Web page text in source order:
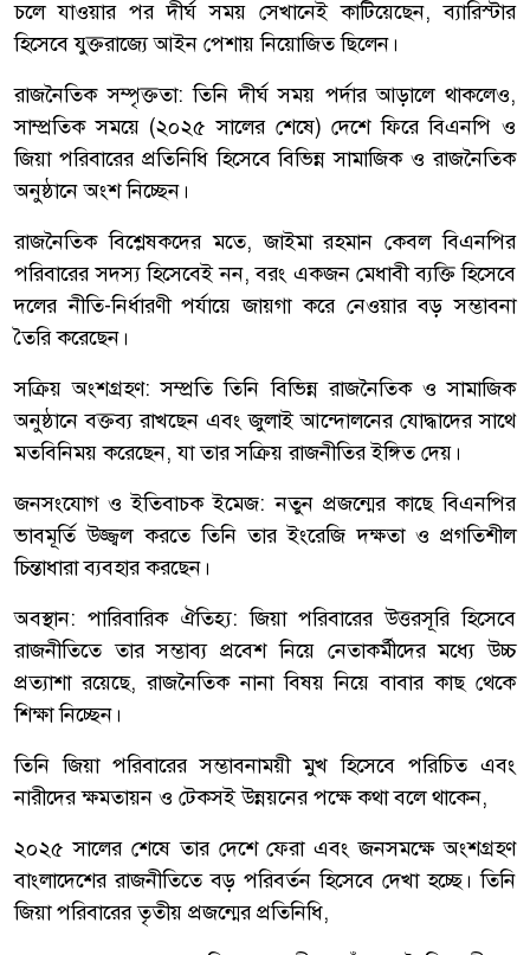
চলে যাওয়ার পর দীর্ঘ সময় সেখানেই কাটিয়েছেন, ব্যারিস্টার
হিসেবে যুক্তরাজ্যে আইন পেশায় নিয়োজিত ছিলেন।
রাজনৈতিক সম্পৃক্ততা: তিনি দীর্ঘ সময় পর্দার আড়ালে থাকলেও,
সাম্প্রতিক সময়ে (২০২৫ সালের শেষে) দেশে ফিরে বিএনপি ও
জিয়া পরিবারের প্রতিনিধি হিসেবে বিভিন্ন সামাজিক ও রাজনৈতিক
অনুষ্ঠানে অংশ নিচ্ছেন।
রাজনৈতিক বিশ্লেষকদের মতে, জাইমা রহমান কেবল বিএনপির
পরিবারের সদস্য হিসেবেই নন, বরং একজন মেধাবী ব্যক্তি হিসেবে
দলের নীতি-নির্ধারণী পর্যায়ে জায়গা করে নেওয়ার বড় সম্ভাবনা
তৈরি করেছেন।
সক্রিয় অংশগ্রহণ: সম্প্রতি তিনি বিভিন্ন রাজনৈতিক ও সামাজিক
অনুষ্ঠানে বক্তব্য রাখছেন এবং জুলাই আন্দোলনের যোদ্ধাদের সাথে
মতবিনিময় করেছেন, যা তার সক্রিয় রাজনীতির ইঙ্গিত দেয়।
জনসংযোগ ও ইতিবাচক ইমেজ: নতুন প্রজন্মের কাছে বিএনপির
ভাবমূর্তি উজ্জ্বল করতে তিনি তার ইংরেজি দক্ষতা ও প্রগতিশীল
চিন্তাধারা ব্যবহার করছেন।
অবস্থান: পারিবারিক ঐতিহ্য: জিয়া পরিবারের উত্তরসূরি হিসেবে
রাজনীতিতে তার সম্ভাব্য প্রবেশ নিয়ে নেতাকর্মীদের মধ্যে উচ্চ
প্রত্যাশা রয়েছে, রাজনৈতিক নানা বিষয় নিয়ে বাবার কাছ থেকে
শিক্ষা নিচ্ছেন।
তিনি জিয়া পরিবারের সম্ভাবনাময়ী মুখ হিসেবে পরিচিত এবং
নারীদের ক্ষমতায়ন ও টেকসই উন্নয়নের পক্ষে কথা বলে থাকেন,
২০২৫ সালের শেষে তার দেশে ফেরা এবং জনসমক্ষে অংশগ্রহণ
বাংলাদেশের রাজনীতিতে বড় পরিবর্তন হিসেবে দেখা হচ্ছে। তিনি
জিয়া পরিবারের তৃতীয় প্রজন্মের প্রতিনিধি,